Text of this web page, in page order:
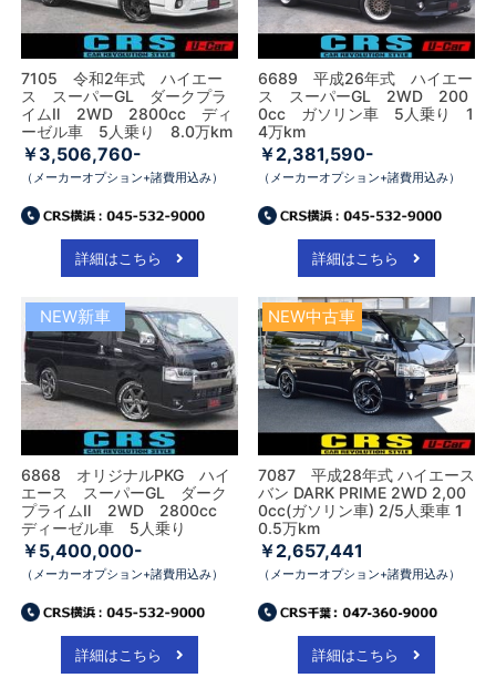
7105 令和2年式 ハイエー
ス スーパーGL ダークプラ
イムⅡ 2WD 2800cc ディ
ーゼル車 5人乗り 8.0万km
￥3,506,760-
（メーカーオプション+諸費用込み）
詳細はこちら
6689 平成26年式 ハイエー
ス スーパーGL 2WD 200
0cc ガソリン車 5人乗り 1
4万km
￥2,381,590-
（メーカーオプション+諸費用込み）
詳細はこちら
NEW新車
6868 オリジナルPKG ハイ
エース スーパーGL ダーク
プライムⅡ 2WD 2800cc
ディーゼル車 5人乗り
￥5,400,000-
（メーカーオプション+諸費用込み）
詳細はこちら
NEW中古車
7087 平成28年式 ハイエース
バン DARK PRIME 2WD 2,00
0cc(ガソリン車) 2/5人乗車 1
0.5万km
￥2,657,441
（メーカーオプション+諸費用込み）
詳細はこちら